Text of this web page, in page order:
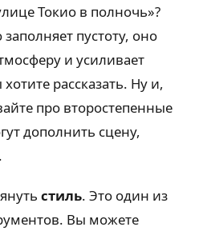
Токио в полночь»?
пустоту, оно
и усиливает
рассказать. Ну и,
про второстепенные
дополнить сцену,
стиль. Это один из
Вы можете